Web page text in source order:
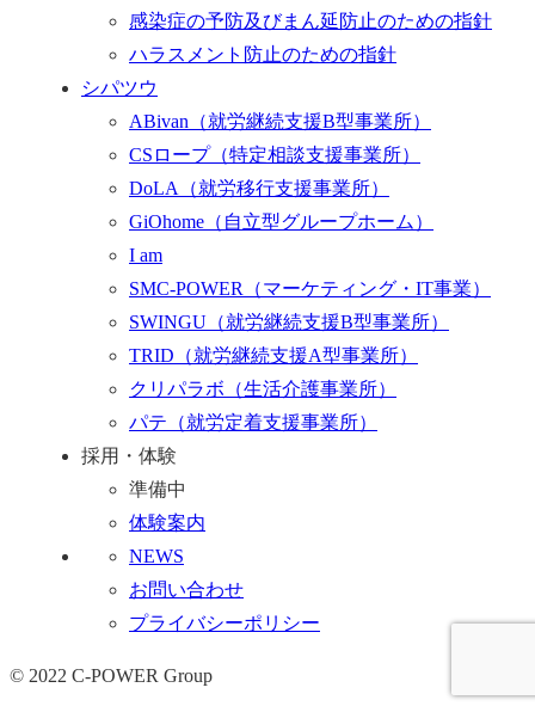
感染症の予防及びまん延防止のための指針
ハラスメント防止のための指針
シパツウ
ABivan （就労継続支援B型事業所）
CSロープ （特定相談支援事業所）
DoLA （就労移行支援事業所）
GiOhome （自立型グループホーム）
I am
SMC-POWER （マーケティング・IT事業）
SWINGU （就労継続支援B型事業所）
TRID （就労継続支援A型事業所）
クリパラボ （生活介護事業所）
パテ （就労定着支援事業所）
採用・体験
準備中
体験案内
NEWS
お問い合わせ
プライバシーポリシー
© 2022 C-POWER Group